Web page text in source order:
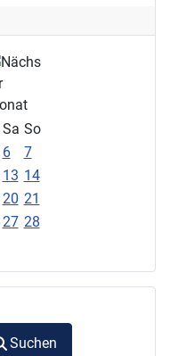
Sa So
6
7
13 14
20 21
27 28
Suchen